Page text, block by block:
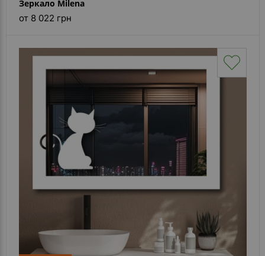
Зеркало Milena
от 8 022 грн